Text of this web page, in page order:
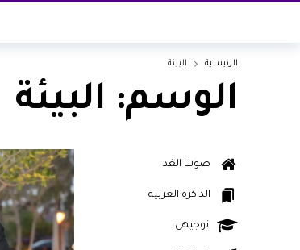
الرئيسية البيئة
الوسم: البيئة
صوت الغد
الذاكرة العربية
توجيهي